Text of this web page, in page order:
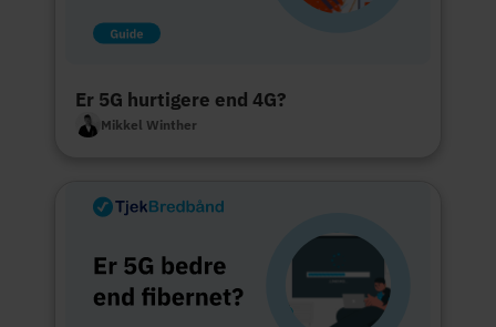
Er 5G hurtigere end 4G?
Mikkel Winther